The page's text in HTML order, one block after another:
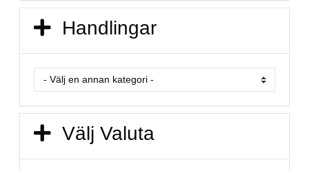
Handlingar
Välj Valuta